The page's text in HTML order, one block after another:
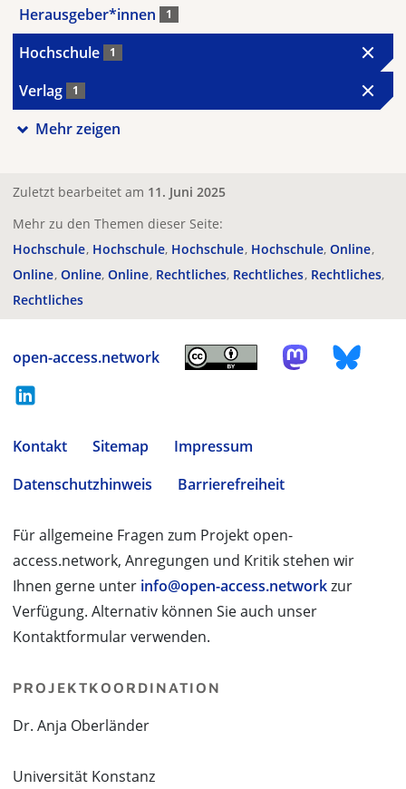
Herausgeber*innen 1
Hochschule 1
Verlag 1
Mehr zeigen
Zuletzt bearbeitet am 11. Juni 2025
Mehr zu den Themen dieser Seite:
Hochschule Hochschule Hochschule Hochschule Online
Online Online Online Rechtliches Rechtliches Rechtliches
Rechtliches
open-access.network
Kontakt Sitemap
Impressum
Datenschutzhinweis
Barrierefreiheit
Für allgemeine Fragen zum Projekt open-
access.network, Anregungen und Kritik stehen wir
Ihnen gerne unter info@open-access.networkzur
Verfügung. Alternativ können Sie auch unser
Kontaktformular verwenden.
PROJEKTKOORDINATION
Dr. Anja Oberländer
Universität Konstanz